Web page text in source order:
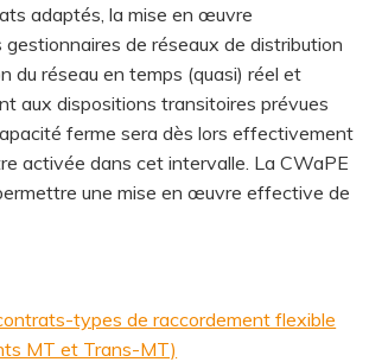
adaptés, la mise en œuvre
de réseaux de distribution
du réseau en temps (quasi) réel et
aux dispositions transitoires prévues
ferme sera dès lors effectivement
activée dans cet intervalle. La CWaPE
une mise en œuvre effective de
types de raccordement flexible
MT et Trans-MT)